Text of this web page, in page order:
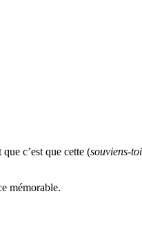
c’est que cette (souviens-
mémorable.